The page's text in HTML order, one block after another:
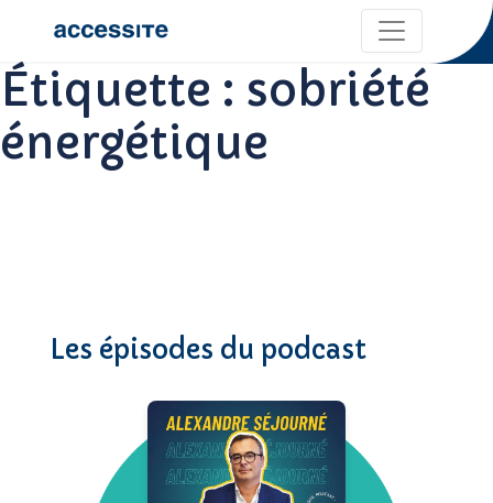
Étiquette : sobriété
énergétique
Les épisodes du podcast